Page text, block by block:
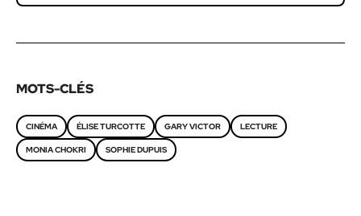
MOTS-CLÉS
CINÉMA ÉLISE TURCOTTE GARY VICTOR LECTURE
MONIA CHOKRI SOPHIE DUPUIS